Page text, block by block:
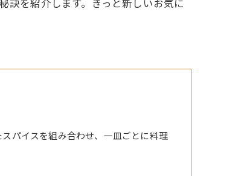
訣を紹介します。きっと新しいお気に
パイスを組み合わせ、一皿ごとに料理